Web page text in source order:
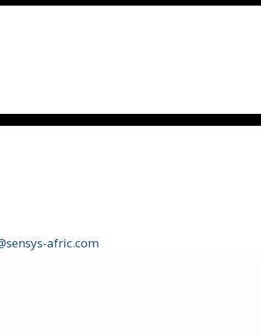
afric.com